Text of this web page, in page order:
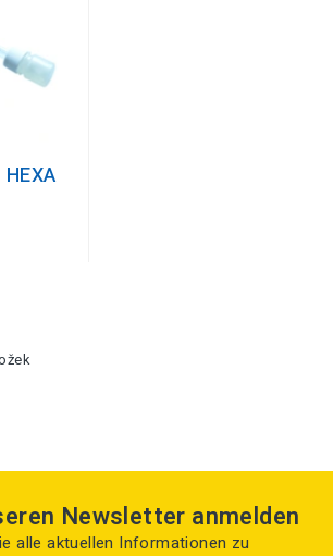
Newsletter anmelden
alle aktuellen Informationen zu